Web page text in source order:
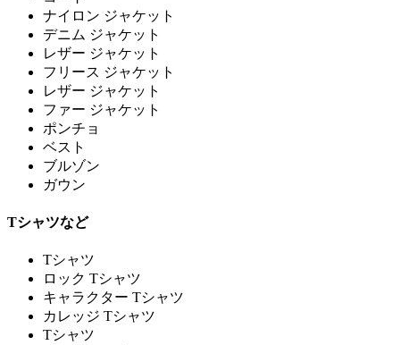
ナイロン ジャケット
デニム ジャケット
レザー ジャケット
フリース ジャケット
レザー ジャケット
ファー ジャケット
ポンチョ
ベスト
ブルゾン
ガウン
Tシャツなど
Tシャツ
ロック Tシャツ
キャラクター Tシャツ
カレッジ Tシャツ
Tシャツ